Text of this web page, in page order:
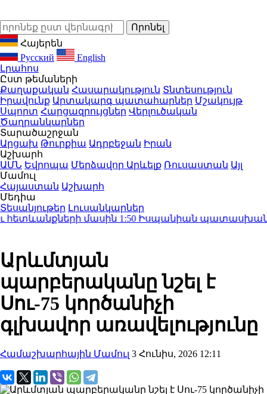
Հայերեն
Русский
English
Լրահոս
Ըստ թեմաների
Քաղաքական Հասարակություն Տնտեսություն
Իրավունք Արտակարգ պատահարներ Մշակույթ
Սպորտ Հարցազրույցներ Վերլուծական
Ծաղրանկարներ
Տարածաշրջան
Արցախ Թուրքիա Ադրբեջան Իրան
Աշխարհ
ԱՄՆ Եվրոպա Մերձավոր Արևելք Ռուսաստան Այլ
Մամուլ
Հայաստան Աշխարհ
Մեդիա
Տեսանյութեր Լուսանկարներ
մասին1:50Իսպանիան պատասխան
Արևմտյան
պարբերականը նշել է
Սու-75 կործանիչի
գլխավոր առավելությունը
Համաշխարհային Մամուլ 3 Հունիս, 2026 12:11